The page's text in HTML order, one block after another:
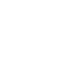
aici: